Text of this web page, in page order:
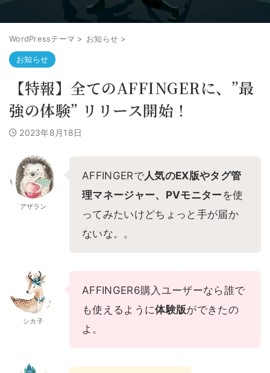
WordPressテーマ > お知らせ >
お知らせ
【特報】全てのAFFINGERに、”最
強の体験” リリース開始！
2023年8月18日
アザラン
AFFINGERで人気のEX版やタグ管
理マネージャー、PVモニターを使
ってみたいけどちょっと手が届か
ないな。。
シカ子
AFFINGER6購入ユーザーなら誰で
も使えるように体験版ができたの
よ。